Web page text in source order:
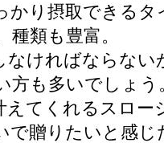
かり摂取できるタ
類も豊富。
なければならない
方も多いでしょう
えてくれるスロー
で贈りたいと感